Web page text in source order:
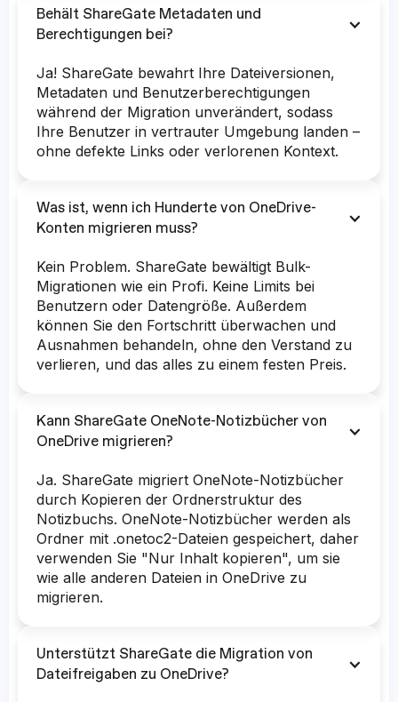
Behält ShareGate Metadaten und
Berechtigungen bei?
Ja! ShareGate bewahrt Ihre Dateiversionen,
Metadaten und Benutzerberechtigungen
während der Migration unverändert, sodass
Ihre Benutzer in vertrauter Umgebung landen –
ohne defekte Links oder verlorenen Kontext.
Was ist, wenn ich Hunderte von OneDrive-
Konten migrieren muss?
Kein Problem. ShareGate bewältigt Bulk-
Migrationen wie ein Profi. Keine Limits bei
Benutzern oder Datengröße. Außerdem
können Sie den Fortschritt überwachen und
Ausnahmen behandeln, ohne den Verstand zu
verlieren, und das alles zu einem festen Preis.
Kann ShareGate OneNote-Notizbücher von
OneDrive migrieren?
Ja. ShareGate migriert OneNote-Notizbücher
durch Kopieren der Ordnerstruktur des
Notizbuchs. OneNote-Notizbücher werden als
Ordner mit .onetoc2-Dateien gespeichert, daher
verwenden Sie "Nur Inhalt kopieren", um sie
wie alle anderen Dateien in OneDrive zu
migrieren.
Unterstützt ShareGate die Migration von
Dateifreigaben zu OneDrive?